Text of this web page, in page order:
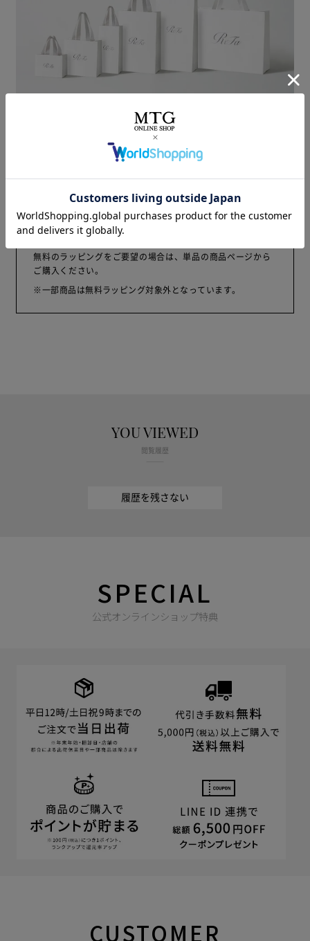
商品の大きさに適した、
ReFa専用のオリジナルショッパーをご用意します。
ご注意
無料のラッピングをご要望の場合は、単品の商品ページから
ご購入ください。
※一部商品は無料ラッピング対象外となっています。
YOU VIEWED
閲覧履歴
履歴を残さない
SPECIAL
公式オンラインショップ特典
CUSTOMER